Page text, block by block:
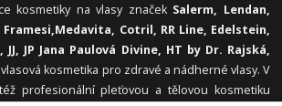
kosmetiky na vlasy značek Salerm, Lendan,
Medavita, Cotril, RR Line, Edelstein,
JP Jana Paulová Divine, HT by Dr. Rajská,
vlasová kosmetika pro zdravé a nádherné vlasy. V
profesionální pleťovou a tělovou kosmetiku